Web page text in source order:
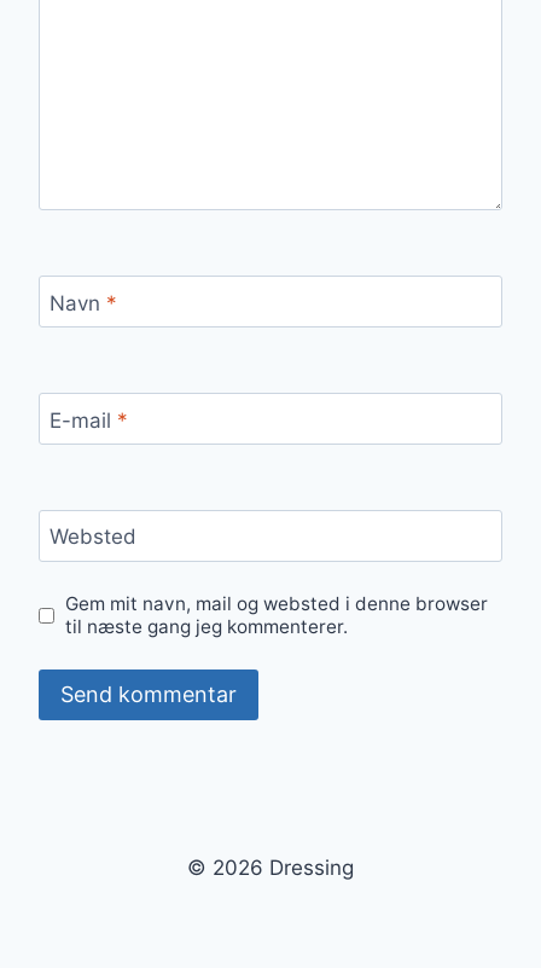
Navn *
E-mail *
Websted
Gem mit navn, mail og websted i denne browser
til næste gang jeg kommenterer.
© 2026 Dressing